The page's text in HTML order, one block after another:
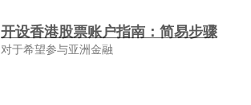
开设香港股票账户指南：简易步骤
对于希望参与亚洲金融